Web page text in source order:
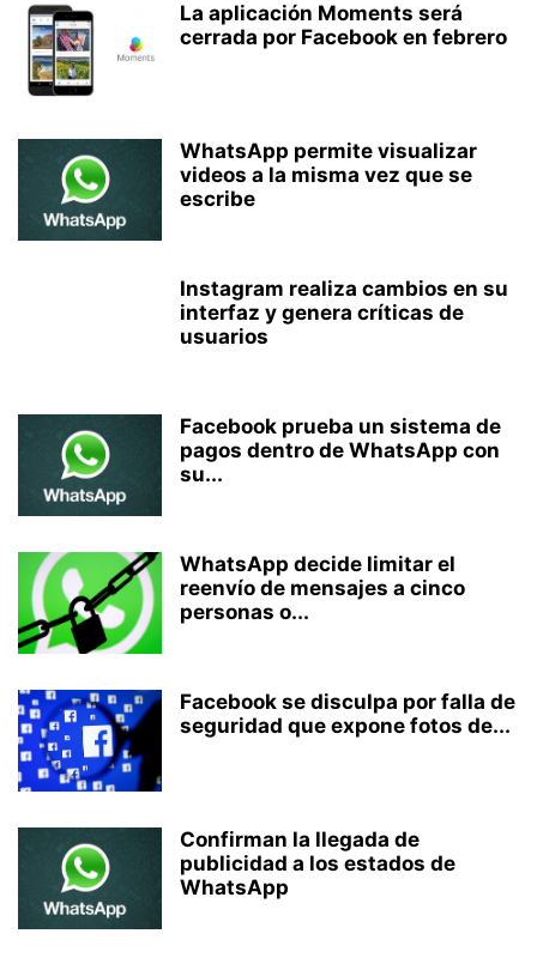
La aplicación Moments será
cerrada por Facebook en febrero
WhatsApp permite visualizar
videos a la misma vez que se
escribe
Instagram realiza cambios en su
interfaz y genera críticas de
usuarios
Facebook prueba un sistema de
pagos dentro de WhatsApp con
su...
WhatsApp decide limitar el
reenvío de mensajes a cinco
personas o...
Facebook se disculpa por falla de
seguridad que expone fotos de...
Confirman la llegada de
publicidad a los estados de
WhatsApp